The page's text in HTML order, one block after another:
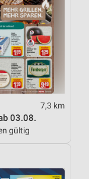
7,3 km
03.08.
gültig